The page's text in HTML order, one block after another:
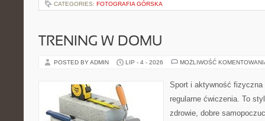
CATEGORIES: FOTOGRAFIA GÓRSKA
TRENING W DOMU
POSTED BY ADMIN LIP - 4 - 2026 MOŻLIWOŚĆ
Sport i aktywność
regularne ćwiczenia. To
zdrowie, dobre